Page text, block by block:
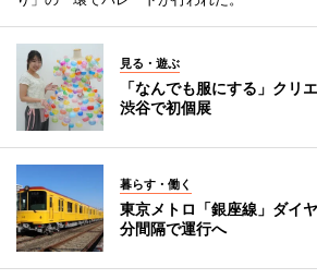
見る・遊ぶ
「なんでも服にする」クリ
渋谷で初個展
暮らす・働く
東京メトロ「銀座線」ダイ
分間隔で運行へ